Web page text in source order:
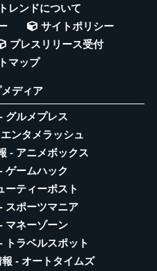
レンドについて
サイトポリシー
プレスリリース受付
マップ
ディア
グルメプレス
ンタメラッシュ
- アニメボックス
ゲームハック
ーティーポスト
スポーツマニア
マネーゾーン
トラベルスポット
- オートタイムズ